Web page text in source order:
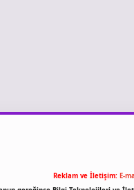
Reklam ve İletişim: E-